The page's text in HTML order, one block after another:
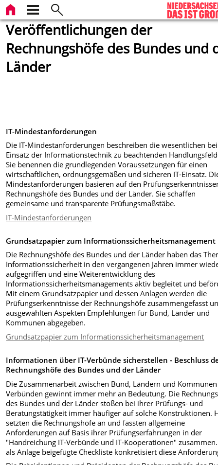
Veröffentlichungen der
Rechnungshöfe des Bundes und
Länder
IT-Mindestanforderungen
Die IT-Mindestanforderungen beschreiben die wesentlichen
Einsatz der Informationstechnik zu beachtenden
Sie benennen die grundlegenden Voraussetzungen für einen
wirtschaftlichen, ordnungsgemäßen und sicheren IT-Einsatz.
Mindestanforderungen basieren auf den
Rechnungshöfe des Bundes und der Länder. Sie schaffen
gemeinsame und transparente Prüfungsmaßstäbe.
IT-Mindestanforderungen
Grundsatzpapier zum Informationssicherheitsmanagement
Die Rechnungshöfe des Bundes und der Länder haben das
Informationssicherheit in den vergangenen Jahren immer
aufgegriffen und eine Weiterentwicklung des
Informationssicherheitsmanagements aktiv begleitet und
Mit einem Grundsatzpapier und dessen Anlagen werden die
Prüfungserkenntnisse der Rechnungshöfe zusammengefasst
ausgewählten Aspekten Empfehlungen für Bund, Länder und
Kommunen abgegeben.
Grundsatzpapier zum Informationssicherheitsmanagement
Informationen über IT-Verbünde sicherstellen - Beschluss
Rechnungshöfe des Bundes und der Länder
Die Zusammenarbeit zwischen Bund, Ländern und
Verbünden gewinnt immer mehr an Bedeutung. Die
des Bundes und der Länder stoßen bei ihrer Prüfungs- und
Beratungstätigkeit immer häufiger auf solche Konstruktionen.
setzten die Rechnungshöfe an und fassten allgemeine
Anforderungen auf Basis ihrer Prüfungserfahrungen in der
"Handreichung IT-Verbünde und IT-Kooperationen"
als Anlage beigefügte Checkliste konkretisiert diese